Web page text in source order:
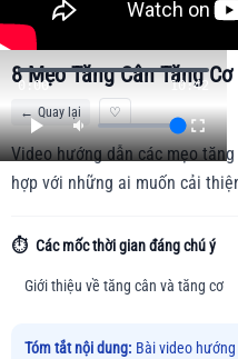
0:00 10:42
8 Mẹo Tăng Cân Tăng
← Quay lại ♡
Video hướng dẫn các mẹo
hợp với những ai muốn cải
⏱️ Các mốc thời gian đáng chú ý
Giới thiệu về tăng cân và tăng cơ
Tóm tắt nội dung: Bài video